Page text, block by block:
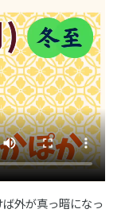
外が真っ暗になっ